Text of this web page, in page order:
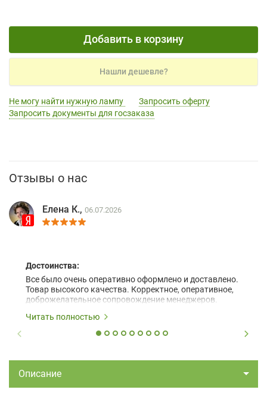
Добавить в корзину
Нашли дешевле?
Не могу найти нужную лампу
Запросить оферту
Запросить документы для госзаказа
Отзывы о нас
Елена К., 06.07.2026
Достоинства:
Все было очень оперативно оформлено и доставлено.
Товар высокого качества. Корректное, оперативное,
доброжелательное сопровождение менеджеров.
Читать полностью
Описание